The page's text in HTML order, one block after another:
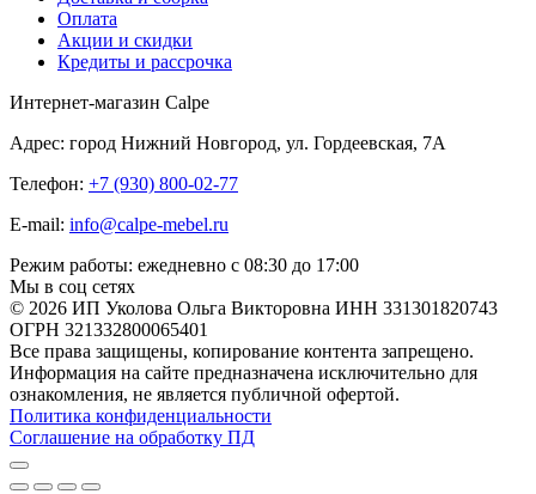
Оплата
Акции и скидки
Кредиты и рассрочка
Интернет-магазин Calpe
Адрес: город Нижний Новгород, ул. Гордеевская, 7А
Телефон: +7 (930) 800-02-77
E-mail: info@calpe-mebel.ru
Режим работы: ежедневно с 08:30 до 17:00
Мы в соц сетях
© 2026 ИП Уколова Ольга Викторовна ИНН 331301820743
ОГРН 321332800065401
Все права защищены, копирование контента запрещено.
Информация на сайте предназначена исключительно для
ознакомления, не является публичной офертой.
Политика конфиденциальности
Соглашение на обработку ПД